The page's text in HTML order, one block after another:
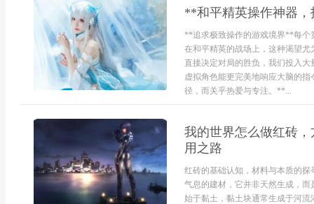
**和平精英操作神器
**追求极致操作的游戏境界**每个
在和平精英的战场上，这种渴望
直接决定对局的胜负，我们投入
虚拟角色能更完美地响应大脑的
径，而关乎热爱与专注。**...
我的世界怎么做红砖
用之路
红砖的基础认知，材料与本质的
气息的建材，它并非天然生成，
始于黏土，黏土块通常生成于河